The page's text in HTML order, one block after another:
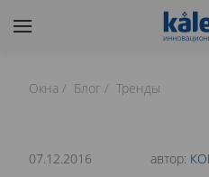
Окна Блог Тренды
07.12.2016 автор: